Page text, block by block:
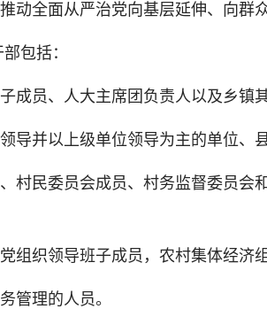
动全面从严治党向基层延伸、向群
包括：
员、人大主席团负责人以及乡镇其
并以上级单位领导为主的单位、县
民委员会成员、村务监督委员会
织领导班子成员，农村集体经济
理的人员。